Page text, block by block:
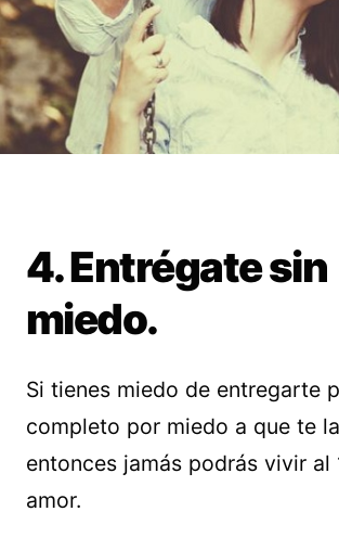
4. Entrégate sin
miedo.
Si tienes miedo de entregarte
completo por miedo a que te
entonces jamás podrás vivir al
amor.